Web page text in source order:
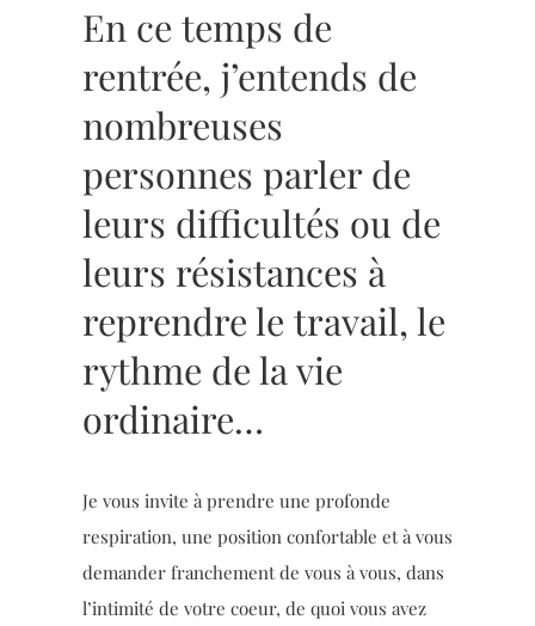
En ce temps de
rentrée, j’entends de
nombreuses
personnes parler de
leurs difficultés ou de
leurs résistances à
reprendre le travail, le
rythme de la vie
ordinaire…
Je vous invite à prendre une profonde
respiration, une position confortable et à vous
demander franchement de vous à vous, dans
l’intimité de votre coeur, de quoi vous avez